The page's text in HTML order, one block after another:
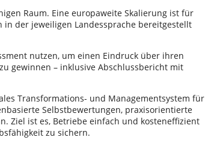
Raum. Eine europaweite Skalierung ist für
in der jeweiligen Landessprache bereitgestellt
nutzen, um einen Eindruck über ihren
gewinnen – inklusive Abschlussbericht mit
Transformations- und Managementsystem für
Selbstbewertungen, praxisorientierte
Ziel ist es, Betriebe einfach und kosteneffizient
zu sichern.